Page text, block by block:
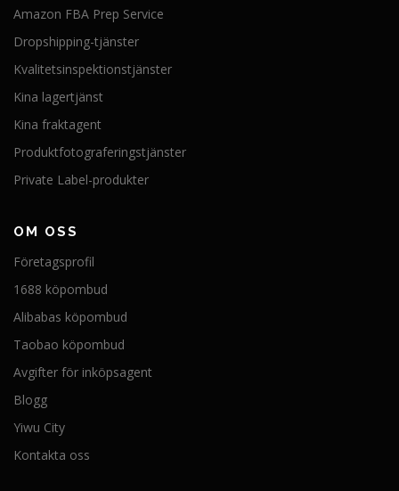
Amazon FBA Prep Service
Dropshipping-tjänster
Kvalitetsinspektionstjänster
Kina lagertjänst
Kina fraktagent
Produktfotograferingstjänster
Private Label-produkter
OM OSS
Företagsprofil
1688 köpombud
Alibabas köpombud
Taobao köpombud
Avgifter för inköpsagent
Blogg
Yiwu City
Kontakta oss